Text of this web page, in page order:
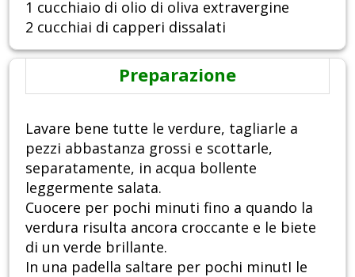
1 cucchiaio di olio di oliva extravergine
2 cucchiai di capperi dissalati
Preparazione
Lavare bene tutte le verdure, tagliarle a
pezzi abbastanza grossi e scottarle,
separatamente, in acqua bollente
leggermente salata.
Cuocere per pochi minuti fino a quando la
verdura risulta ancora croccante e le biete
di un verde brillante.
In una padella saltare per pochi minutI le